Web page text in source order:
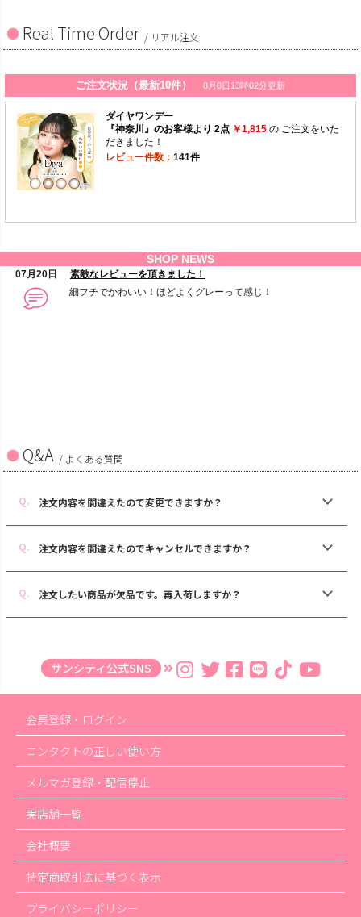
Real Time Order / リアル注文
Q&A / よくある質問
注文内容を間違えたので変更できますか？
注文内容を間違えたのでキャンセルできますか？
注文したい商品が欠品です。再入荷しますか？
サンシティ公式SNS
会員登録・ログイン
コンタクトの正しい使い方
メルマガ登録・配信停止
実店舗一覧
会社概要
特定商取引法に基づく表示
プライバシーポリシー